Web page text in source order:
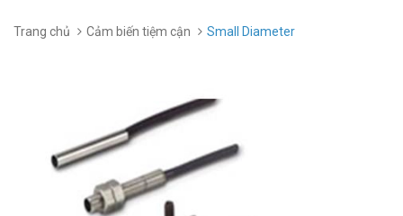
Trang chủ Cảm biến tiệm cận Small Diameter